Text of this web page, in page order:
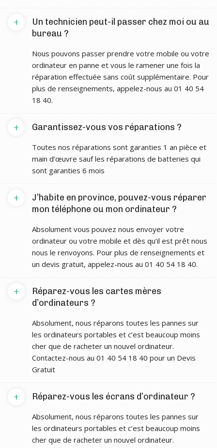
Un technicien peut-il passer chez moi ou au
bureau ?
+
Nous pouvons passer prendre votre mobile ou votre
ordinateur en panne et vous le ramener une fois la
réparation effectuée sans coût supplémentaire. Pour
plus de renseignements, appelez-nous au 01 40 54
18 40.
Garantissez-vous vos réparations ?
+
Toutes nos réparations sont garanties 1 an pièce et
main d’œuvre sauf les réparations de batteries qui
sont garanties 6 mois
J’habite en province, pouvez-vous réparer
mon téléphone ou mon ordinateur ?
+
Absolument vous pouvez nous envoyer votre
ordinateur ou votre mobile et dès qu’il est prêt nous
nous le renvoyons. Pour plus de renseignements et
un devis gratuit, appelez-nous au 01 40 54 18 40.
Réparez-vous les cartes mères
d’ordinateurs ?
+
Absolument, nous réparons toutes les pannes sur
les ordinateurs portables et c’est beaucoup moins
cher que de racheter un nouvel ordinateur.
Contactez-nous au 01 40 54 18 40 pour un Devis
Gratuit
Réparez-vous les écrans d’ordinateur ?
+
Absolument, nous réparons toutes les pannes sur
les ordinateurs portables et c’est beaucoup moins
cher que de racheter un nouvel ordinateur.